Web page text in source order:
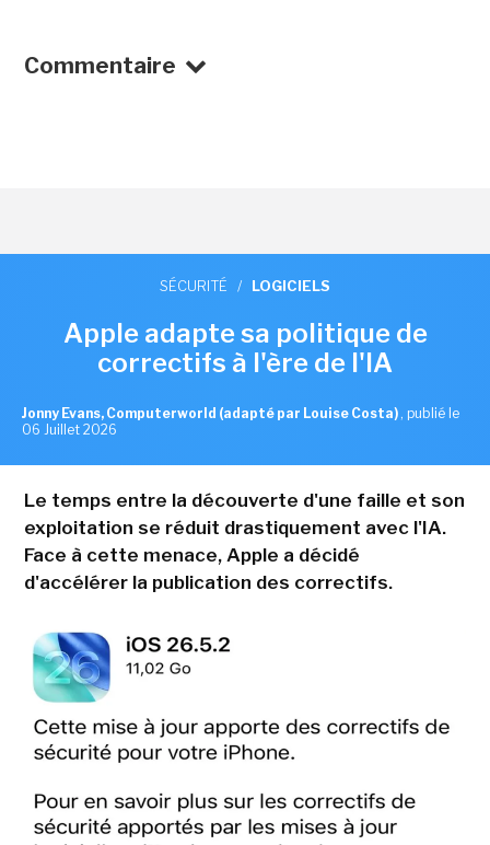
Commentaire
SÉCURITÉ / LOGICIELS
Apple adapte sa politique de
correctifs à l'ère de l'IA
Jonny Evans, Computerworld (adapté par Louise Costa) , publié le
06 Juillet 2026
Le temps entre la découverte d'une faille et son
exploitation se réduit drastiquement avec l'IA.
Face à cette menace, Apple a décidé
d'accélérer la publication des correctifs.